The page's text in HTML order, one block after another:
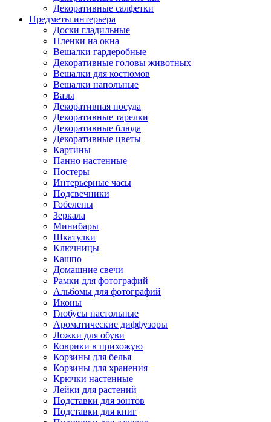
Декоративные салфетки
Предметы интерьера
Доски гладильные
Пленки на окна
Вешалки гардеробные
Декоративные головы животных
Вешалки для костюмов
Вешалки напольные
Вазы
Декоративная посуда
Декоративные тарелки
Декоративные блюда
Декоративные цветы
Картины
Панно настенные
Постеры
Интерьерные часы
Подсвечники
Гобелены
Зеркала
Минибары
Шкатулки
Ключницы
Кашпо
Домашние свечи
Рамки для фотографий
Альбомы для фотографий
Иконы
Глобусы настольные
Ароматические диффузоры
Ложки для обуви
Коврики в прихожую
Корзины для белья
Корзины для хранения
Крючки настенные
Лейки для растений
Подставки для зонтов
Подставки для книг